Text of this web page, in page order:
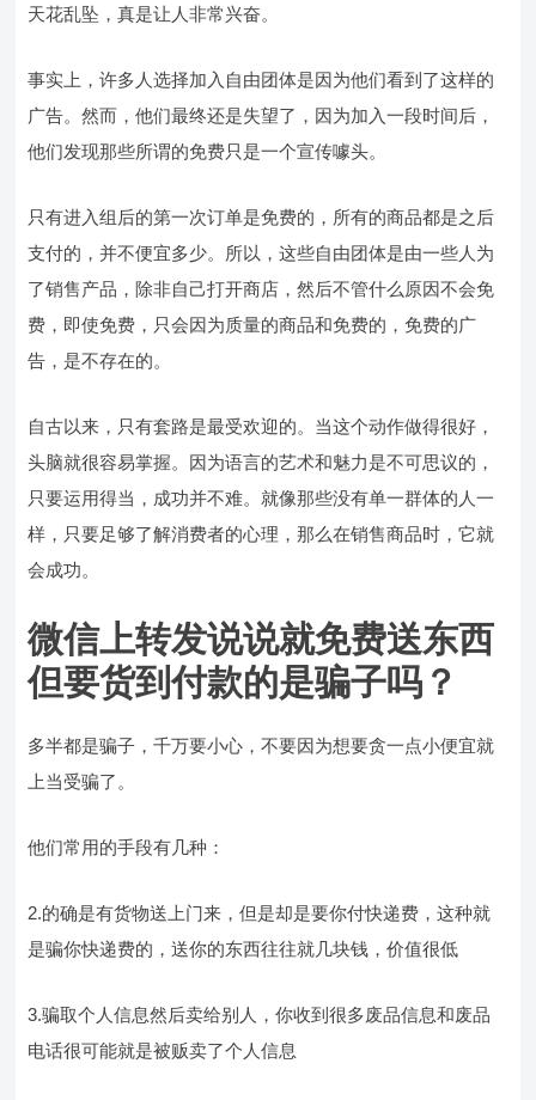
天花乱坠，真是让人非常兴奋。
事实上，许多人选择加入自由团体是因为他们看到了这样的
广告。然而，他们最终还是失望了，因为加入一段时间后，
他们发现那些所谓的免费只是一个宣传噱头。
只有进入组后的第一次订单是免费的，所有的商品都是之后
支付的，并不便宜多少。所以，这些自由团体是由一些人为
了销售产品，除非自己打开商店，然后不管什么原因不会免
费，即使免费，只会因为质量的商品和免费的，免费的广
告，是不存在的。
自古以来，只有套路是最受欢迎的。当这个动作做得很好，
头脑就很容易掌握。因为语言的艺术和魅力是不可思议的，
只要运用得当，成功并不难。就像那些没有单一群体的人一
样，只要足够了解消费者的心理，那么在销售商品时，它就
会成功。
微信上转发说说就免费送东西
但要货到付款的是骗子吗？
多半都是骗子，千万要小心，不要因为想要贪一点小便宜就
上当受骗了。
他们常用的手段有几种：
2.的确是有货物送上门来，但是却是要你付快递费，这种就
是骗你快递费的，送你的东西往往就几块钱，价值很低
3.骗取个人信息然后卖给别人，你收到很多废品信息和废品
电话很可能就是被贩卖了个人信息